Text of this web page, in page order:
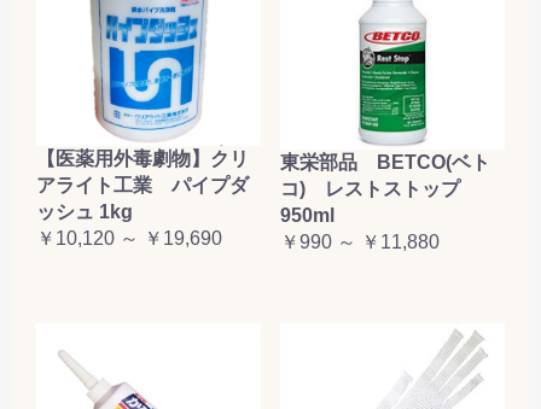
【医薬用外毒劇物】クリ
アライト工業 パイプダ
ッシュ 1kg
￥10,120 ～ ￥19,690
東栄部品 BETCO(ベト
コ) レストストップ
950ml
￥990 ～ ￥11,880